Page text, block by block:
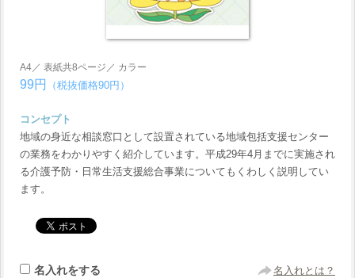
A4／ 表紙共8ページ／ カラー
99円 （税抜価格90円）
コンセプト
地域の身近な相談窓口として設置されている地域包括支援センター
の業務をわかりやすく紹介しています。平成29年4月までに実施され
る介護予防・日常生活支援総合事業についてもくわしく説明してい
ます。
名入れをする 名入れとは？